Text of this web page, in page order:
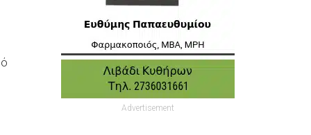
Advertisement